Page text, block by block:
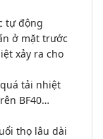
tự động
ở mặt trước
xảy ra cho
tải nhiệt
BF40…
thọ lâu dài